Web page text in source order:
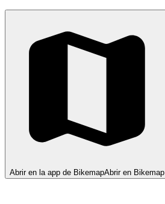
Abrir en la app de BikemapAbrir en Bikemap